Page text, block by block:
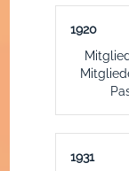
1920
1931